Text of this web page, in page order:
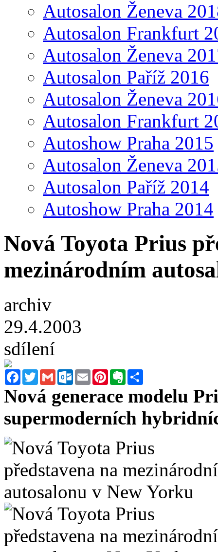
Autosalon Ženeva
Autosalon Frankfurt
Autosalon Ženeva
Autosalon Paříž 2016
Autosalon Ženeva
Autosalon Frankfurt
Autoshow Praha 2015
Autosalon Ženeva
Autosalon Paříž 2014
Autoshow Praha 2014
Nová Toyota Prius
mezinárodním
archiv
29.4.2003
sdílení
FacebookTwitterGmail Outlook.com
Email PinterestEvernote
Nová generace modelu
supermoderních